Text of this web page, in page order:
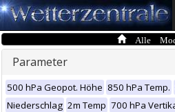
Alle
Parameter
500 hPa Geopot. Höhe 850 hPa Temp.
Niederschlag 2m Temp 700 hPa